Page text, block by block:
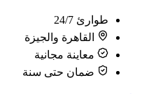
طوارئ 24/7
القاهرة والجيزة
معاينة مجانية
ضمان حتى سنة